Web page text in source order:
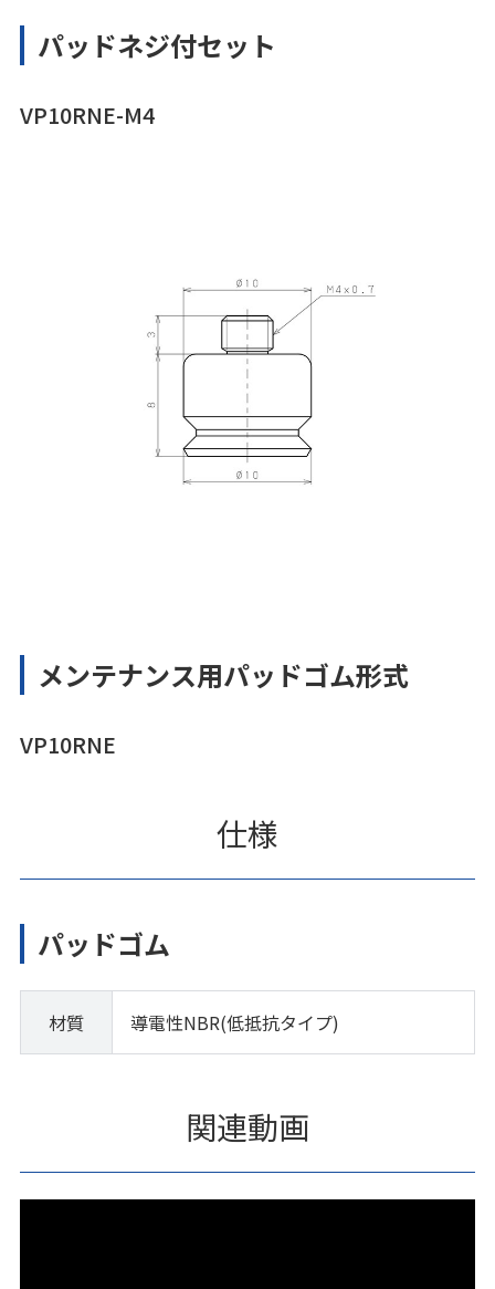
パッドネジ付セット
VP10RNE-M4
メンテナンス用パッドゴム形式
VP10RNE
仕様
パッドゴム
材質 導電性NBR(低抵抗タイプ)
関連動画